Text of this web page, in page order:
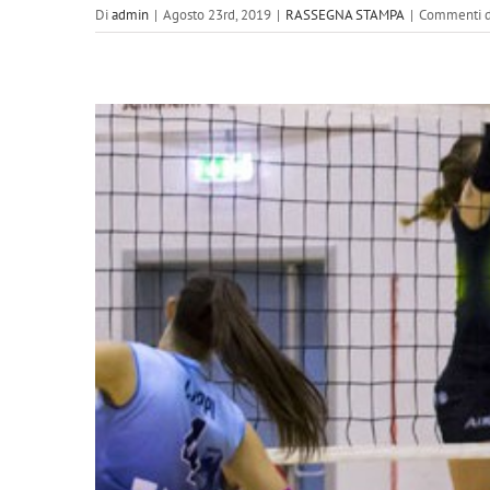
Diadmin | Agosto 23rd, 2019 | RASSEGNA STAMPA | Commenti